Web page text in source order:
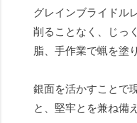
グレインブライドル
削ることなく、じっ
脂、手作業で蝋を塗
銀面を活かすことで
と、堅牢とを兼ね備